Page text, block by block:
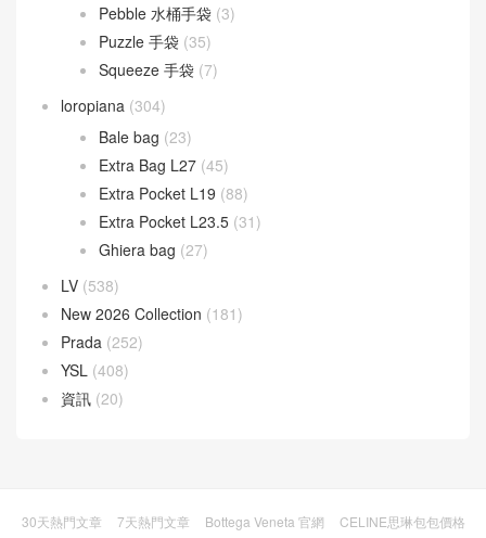
Pebble 水桶手袋 (3)
Puzzle 手袋 (35)
Squeeze 手袋 (7)
loropiana (304)
Bale bag (23)
Extra Bag L27 (45)
Extra Pocket L19 (88)
Extra Pocket L23.5 (31)
Ghiera bag (27)
LV (538)
New 2026 Collection (181)
Prada (252)
YSL (408)
資訊 (20)
30天熱門文章 7天熱門文章 Bottega Veneta 官網
CELINE思琳包包價格